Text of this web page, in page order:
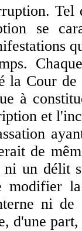
Tel
se
la Cour
à
et
de
ni un délit
modifier
ni
d'une